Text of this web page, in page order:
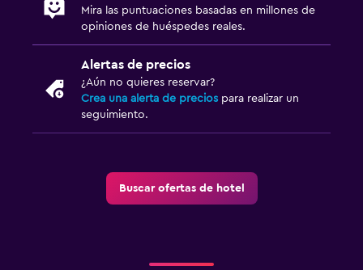
Mira las puntuaciones basadas en millones de
opiniones de huéspedes reales.
Alertas de precios
¿Aún no quieres reservar?
Crea una alerta de precios para realizar un
seguimiento.
Buscar ofertas de hotel